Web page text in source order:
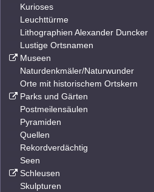
Kurioses
Leuchttürme
Lithographien Alexander Duncker
Lustige Ortsnamen
Museen
Naturdenkmäler/Naturwunder
Orte mit historischem Ortskern
Parks und Gärten
Postmeilensäulen
Pyramiden
Quellen
Rekordverdächtig
Seen
Schleusen
Skulpturen